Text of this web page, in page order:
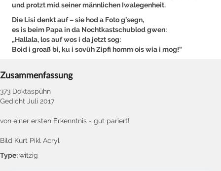
und protzt mid seiner männlichen Iwalegenheit.
Die Lisi denkt auf – sie hod a Foto g’segn,
es is beim Papa in da Nochtkastschublod gwen:
„Hallala, los auf wos i da jetzt sog:
Boid i groaß bi, ku i sovüh Zipfi homm ois wia i mog!“
Zusammenfassung
373 Doktaspühn
Gedicht Juli 2017
von einer ersten Erkenntnis - gut pariert!
Bild Kurt Pikl Acryl
Type:witzig